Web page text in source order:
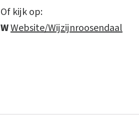
Of kijk op:
WWebsite/Wijzijnroosendaal